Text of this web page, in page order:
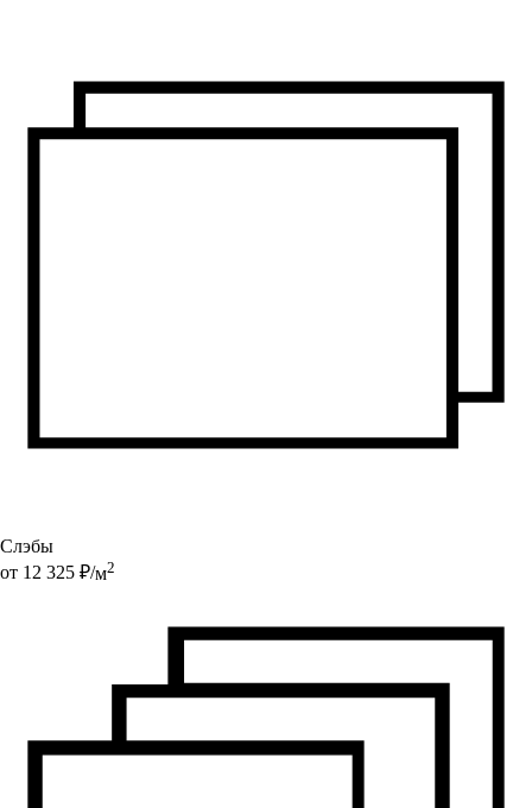
Слэбы
от 12 325 ₽/м2